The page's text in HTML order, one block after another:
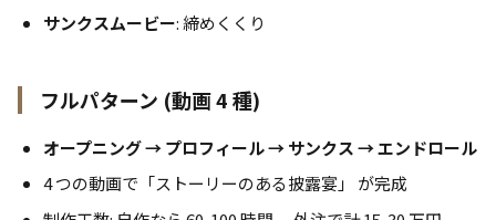
サンクスムービー: 締めくくり
フルパターン (動画 4 種)
オープニング → プロフィール → サンクス → エンドロール
4 つの動画で「ストーリーのある披露宴」 が完成